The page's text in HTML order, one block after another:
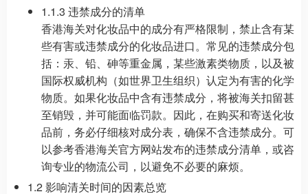
1.1.3 违禁成分的清单
香港海关对化妆品中的成分有严格限制，禁止含有某
些有害或违禁成分的化妆品进口。常见的违禁成分包
括：汞、铅、砷等重金属，某些激素类物质，以及被
国际权威机构（如世界卫生组织）认定为有害的化学
物质。如果化妆品中含有违禁成分，将被海关扣留甚
至销毁，并可能面临罚款。因此，在购买和寄送化妆
品前，务必仔细核对成分表，确保不含违禁成分。可
以参考香港海关官方网站发布的违禁成分清单，或咨
询专业的物流公司，以避免不必要的麻烦。
1.2 影响清关时间的因素总览